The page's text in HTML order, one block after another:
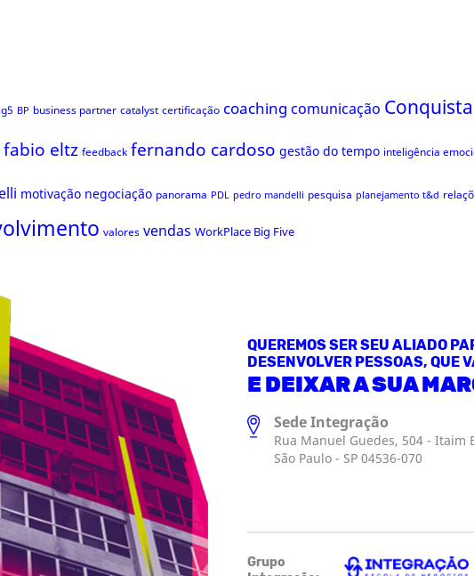
BP business partner catalyst certificação coaching comunicação
fabio eltz feedback fernando cardoso gestão do tempo inteligência
motivação negociação panorama PDL pedro mandelli pesquisa planejamento t&d
valores vendas WorkPlace Big Five
QUEREMOS SER SEU ALIADO
DESENVOLVER PESSOAS, QUE
E DEIXAR A SUA
Sede Integração
Rua Manuel Guedes, 504 - Itaim
São Paulo - SP 04536-070
Grupo